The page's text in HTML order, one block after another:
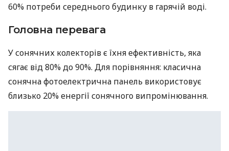
60% потреби середнього будинку в гарячій воді.
Головна перевага
У сонячних колекторів є їхня ефективність, яка
сягає від 80% до 90%. Для порівняння: класична
сонячна фотоелектрична панель використовує
близько 20% енергії сонячного випромінювання.